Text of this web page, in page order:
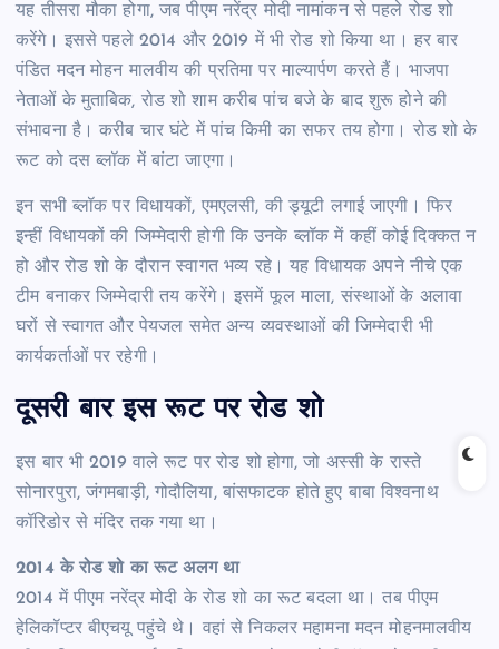
यह तीसरा मौका होगा, जब पीएम नरेंद्र मोदी नामांकन से पहले रोड शो
करेंगे। इससे पहले 2014 और 2019 में भी रोड शो किया था। हर बार
पंडित मदन मोहन मालवीय की प्रतिमा पर माल्यार्पण करते हैं। भाजपा
नेताओं के मुताबिक, रोड शो शाम करीब पांच बजे के बाद शुरू होने की
संभावना है। करीब चार घंटे में पांच किमी का सफर तय होगा। रोड शो के
रूट को दस ब्लॉक में बांटा जाएगा।
इन सभी ब्लॉक पर विधायकों, एमएलसी, की ड्यूटी लगाई जाएगी। फिर
इन्हीं विधायकों की जिम्मेदारी होगी कि उनके ब्लॉक में कहीं कोई दिक्कत न
हो और रोड शो के दौरान स्वागत भव्य रहे। यह विधायक अपने नीचे एक
टीम बनाकर जिम्मेदारी तय करेंगे। इसमें फूल माला, संस्थाओं के अलावा
घरों से स्वागत और पेयजल समेत अन्य व्यवस्थाओं की जिम्मेदारी भी
कार्यकर्ताओं पर रहेगी।
दूसरी बार इस रूट पर रोड शो
इस बार भी 2019 वाले रूट पर रोड शो होगा, जो अस्सी के रास्ते
सोनारपुरा, जंगमबाड़ी, गोदौलिया, बांसफाटक होते हुए बाबा विश्वनाथ
कॉरिडोर से मंदिर तक गया था।
2014 के रोड शो का रूट अलग था
2014 में पीएम नरेंद्र मोदी के रोड शो का रूट बदला था। तब पीएम
हेलिकॉप्टर बीएचयू पहुंचे थे। वहां से निकलर महामना मदन मोहनमालवीय